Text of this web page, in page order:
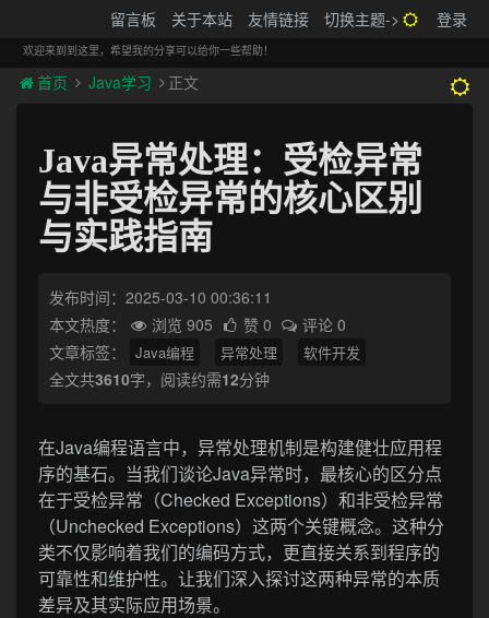
留言板 关于本站 友情链接 切换主题-> 登录
欢迎来到到这里，希望我的分享可以给你一些帮助！
首页 Java学习 正文
Java异常处理：受检异常
与非受检异常的核心区别
与实践指南
发布时间：2025-03-10 00:36:11
本文热度：
浏览 905 赞 0
评论 0
文章标签：
Java编程 异常处理 软件开发
全文共3610字，阅读约需12分钟
在Java编程语言中，异常处理机制是构建健壮应用程
序的基石。当我们谈论Java异常时，最核心的区分点
在于受检异常（Checked Exceptions）和非受检异常
（Unchecked Exceptions）这两个关键概念。这种分
类不仅影响着我们的编码方式，更直接关系到程序的
可靠性和维护性。让我们深入探讨这两种异常的本质
差异及其实际应用场景。